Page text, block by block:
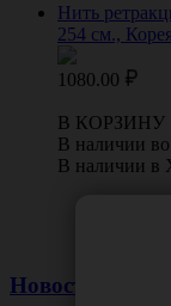
Нить
254 см.,
1080.00
В КОРЗИНУ
В наличии
В наличии в
Новости